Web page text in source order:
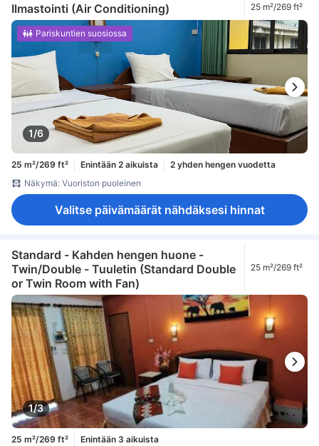
Ilmastointi (Air Conditioning) 25 m²/269 ft²
1/6
Pariskuntien suosiossa
25 m²/269 ft² Enintään 2 aikuista
2 yhden hengen vuodetta
Näkymä: Vuoriston puoleinen
Valitse päivämäärät nähdäksesi hinnat
Standard - Kahden hengen huone -
Twin/Double - Tuuletin (Standard Double
or Twin Room with Fan)
25 m²/269 ft²
1/3
25 m²/269 ft² Enintään 3 aikuista